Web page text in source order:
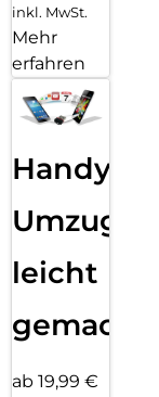
inkl. MwSt.
Mehr
erfahren
Handy
Umzug
leicht
gemacht!
ab 19,99 €